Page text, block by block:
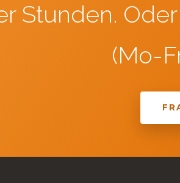
Stunden.
(Mo-